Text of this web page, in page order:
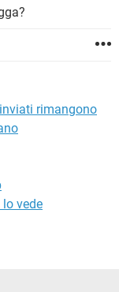
rimangono
vede